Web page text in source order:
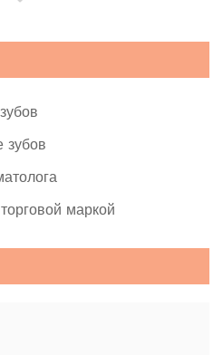
маркой
Teeth Angel Light
набор жидкости и
отбеливания зубов на 5
зубов
маркой